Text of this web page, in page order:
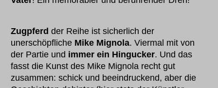
Zugpferd der Reihe ist sicherlich der
unerschöpfliche Mike Mignola. Viermal mit von
der Partie und immer ein Hingucker. Und das
fasst die Kunst des Mike Mignola recht gut
zusammen: schick und beeindruckend, aber die